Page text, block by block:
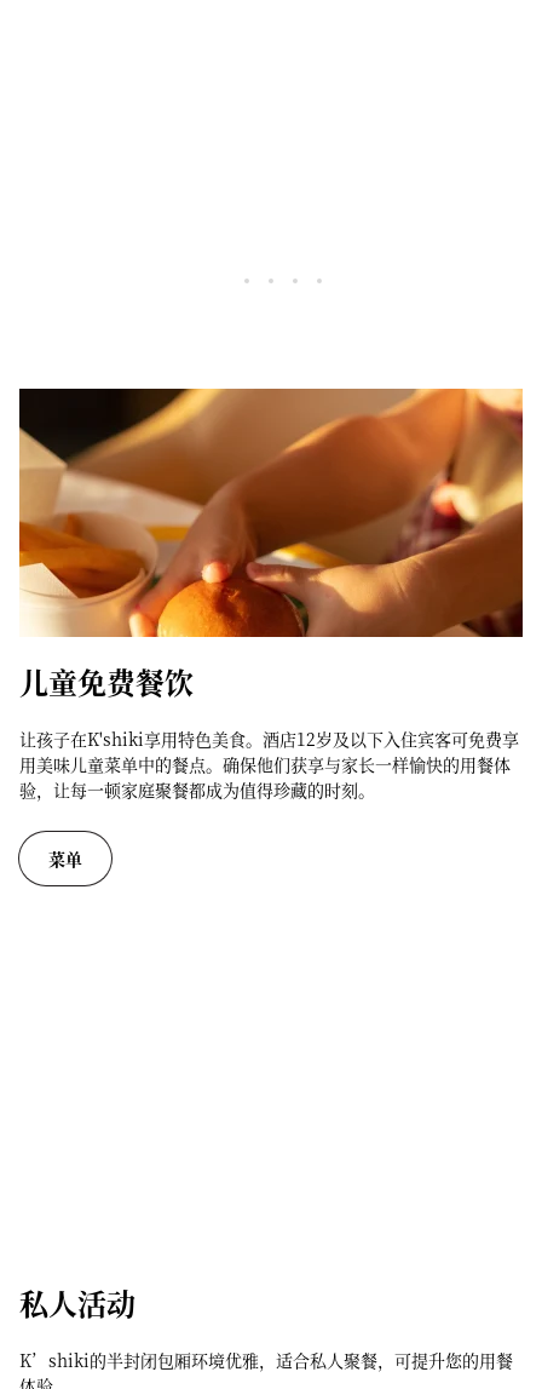
儿童免费餐饮
让孩子在K'shiki享用特色美食。酒店12岁及以下入住宾客可免费享
用美味儿童菜单中的餐点。确保他们获享与家长一样愉快的用餐体
验，让每一顿家庭聚餐都成为值得珍藏的时刻。
菜单
私人活动
K’shiki的半封闭包厢环境优雅，适合私人聚餐，可提升您的用餐